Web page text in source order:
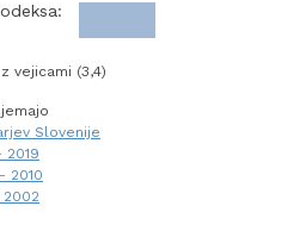
vejicami (3,4)
Slovenije
2019
2010
2002